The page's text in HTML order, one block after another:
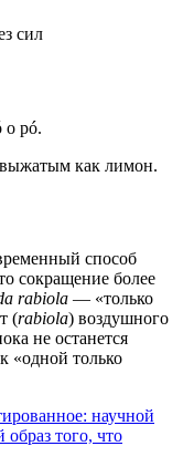
сил
o pó.
выжатым как лимон.
способ
сокращение более
rabiola — «только
(rabiola) воздушного
не останется
«одной только
научной
того, что